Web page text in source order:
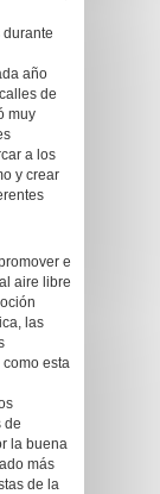
año
de
muy
a los
y crear
e
aire libre
las
esta
de
la buena
más
de la